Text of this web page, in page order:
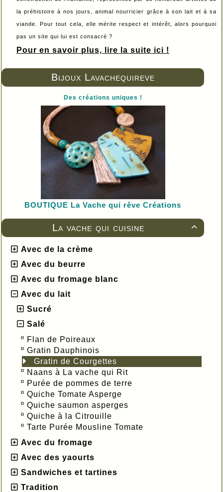
Bijoux Lavachequireve
Des créations uniques !
BOUTIQUE La Vache qui rêve Créations

La vache qui cuisine
Avec de la crème
Avec du beurre
Avec du fromage blanc
Avec du lait
Sucré
Salé
º Flan de Poireaux
º Gratin Dauphinois
Gratin de Courgettes
º Naans à La vache qui Rit
º Purée de pommes de terre
º Quiche Tomate Asperge
º Quiche saumon asperges
º Quiche à la Citrouille
º Tarte Purée Mousline Tomate
Avec du fromage
Avec des yaourts
Sandwiches et tartines
Tradition
la préhistoire à nos jours, animal nourricier grâce à son lait et à sa
viande. Pour tout cela, elle mérite respect et intérêt, alors pourquoi
pas un site qui lui est consacré ?
Pour en savoir plus, lire la suite ici !